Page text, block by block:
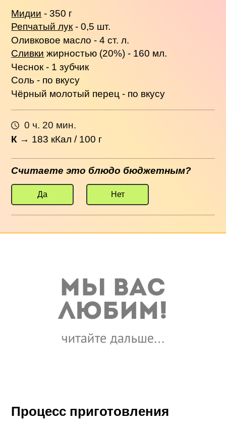
Мидии - 350 г
Репчатый лук- 0,5 шт.
Оливковое масло - 4 ст. л.
Сливки жирностью (20%) - 160 мл.
Чеснок - 1 зубчик
Соль - по вкусу
Чёрный молотый перец - по вкусу
0 ч. 20 мин.
К → 183 кКал / 100 г
Считаете это блюдо бюджетным?
Да Нет
Процесс приготовления